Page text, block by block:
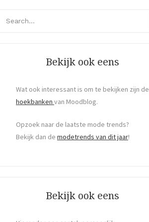
Bekijk ook eens
Wat ook interessant is om te bekijken zijn de
hoekbanken van Moodblog.
Opzoek naar de laatste mode trends?
Bekijk dan de modetrends van dit jaar!
Bekijk ook eens